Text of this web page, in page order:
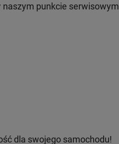
punkcie serwisowym
dla swojego samochodu!